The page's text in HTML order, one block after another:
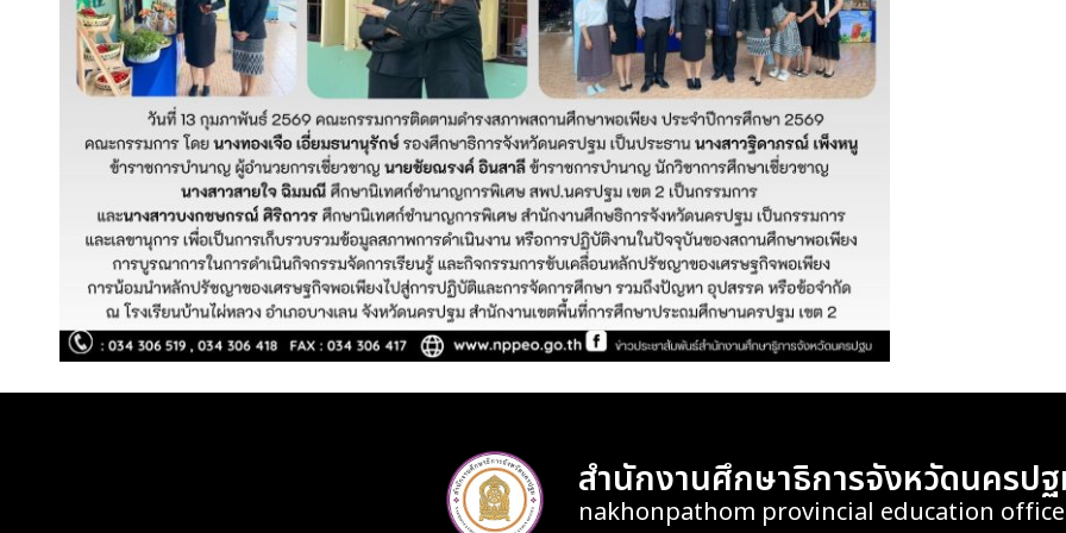
สำนักงานศึกษาธิการจังหวัดนครป
nakhonpathom provincial education office